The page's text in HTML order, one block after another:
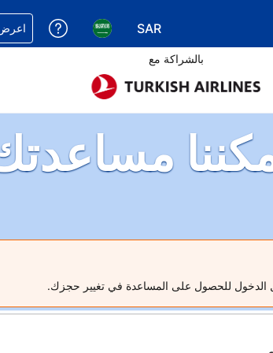
SAR
اختر عملتك. عملتك الحالية
اختر لغتك. لغتك
احصل
بالشراكة مع
للحصول على المساعدة في تغيير حجزك.